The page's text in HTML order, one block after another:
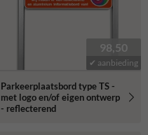
98,50
✔ aanbieding
Parkeerplaatsbord type TS -
met logo en/of eigen ontwerp
- reflecterend